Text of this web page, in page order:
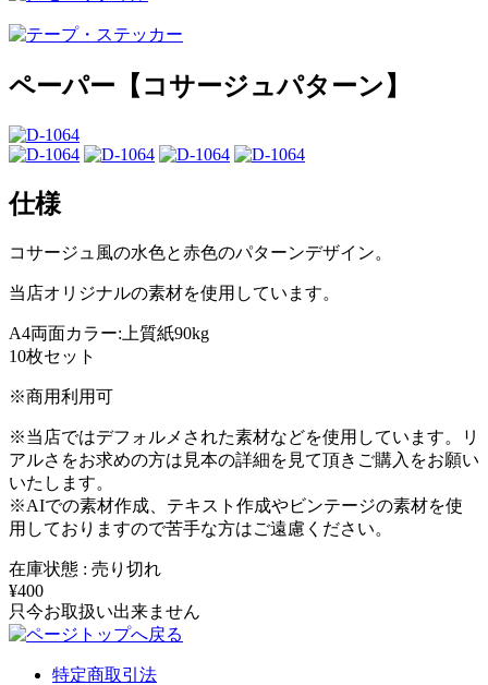
ペーパー【コサージュパターン】
仕様
コサージュ風の水色と赤色のパターンデザイン。
当店オリジナルの素材を使用しています。
A4両面カラー:上質紙90kg
10枚セット
※商用利用可
※当店ではデフォルメされた素材などを使用しています。リ
アルさをお求めの方は見本の詳細を見て頂きご購入をお願い
いたします。
※AIでの素材作成、テキスト作成やビンテージの素材を使
用しておりますので苦手な方はご遠慮ください。
在庫状態 : 売り切れ
¥400
只今お取扱い出来ません
特定商取引法